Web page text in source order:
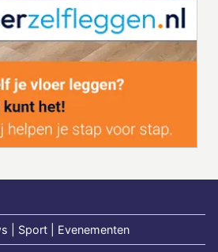
| Sport | Evenementen